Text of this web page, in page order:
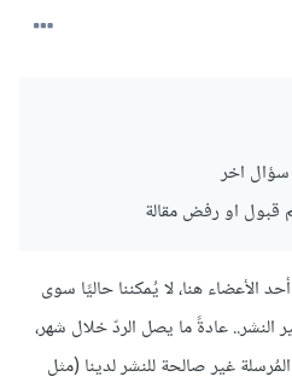
اخر
قبول او رفض مقالة
الأعضاء هنا، لا يُمكننا حاليًا سوى
النشر.. عادةً ما يصل الردّ خلال شهر،
غير صالحة للنشر لدينا (مثل